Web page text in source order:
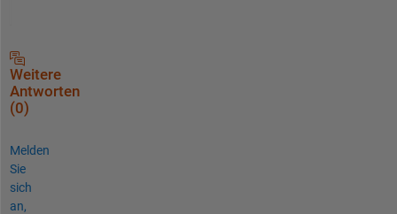
Weitere
Antworten
(0)
Melden
Sie
sich
an,